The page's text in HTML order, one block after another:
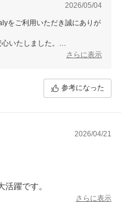
2026/05/04
をご利用いただき誠にありが
いたしました。
だき誠にありがとうございま
しております。
さらに表示
参考になった
2026/04/21
躍です。
さらに表示